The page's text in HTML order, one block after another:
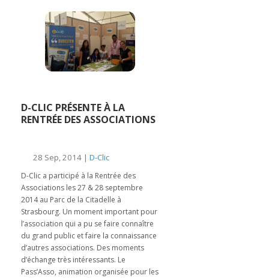
D-CLIC PRÉSENTE À LA
RENTRÉE DES ASSOCIATIONS
28 Sep, 2014 | D-Clic
D-Clic a participé à la Rentrée des
Associations les 27 & 28 septembre
2014 au Parc de la Citadelle à
Strasbourg. Un moment important pour
l’association qui a pu se faire connaître
du grand public et faire la connaissance
d’autres associations. Des moments
d’échange très intéressants. Le
Pass’Asso, animation organisée pour les